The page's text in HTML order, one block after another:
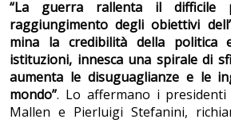
“La guerra rallenta il difficile
raggiungimento degli obiettivi
mina la credibilità della politica
istituzioni, innesca una spirale di
aumenta le disuguaglianze e le
mondo”. Lo affermano i presidenti
Mallen e Pierluigi Stefanini,